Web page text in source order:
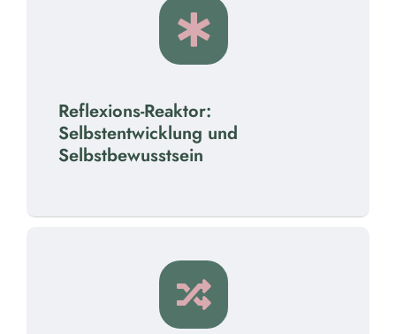
Reflexions-Reaktor:
Selbstentwicklung und
Selbstbewusstsein